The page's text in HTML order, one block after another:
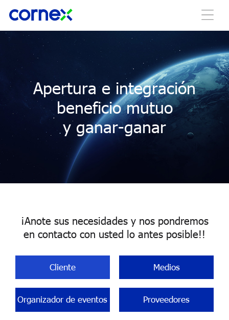
Apertura e integración
beneficio mutuo
y ganar-ganar
¡Anote sus necesidades y nos pondremos
en contacto con usted lo antes posible!!
Cliente Medios
Organizador de eventos Proveedores